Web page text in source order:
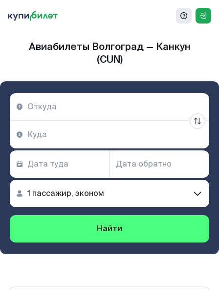
Авиабилеты Волгоград — Канкун
(CUN)
Найти